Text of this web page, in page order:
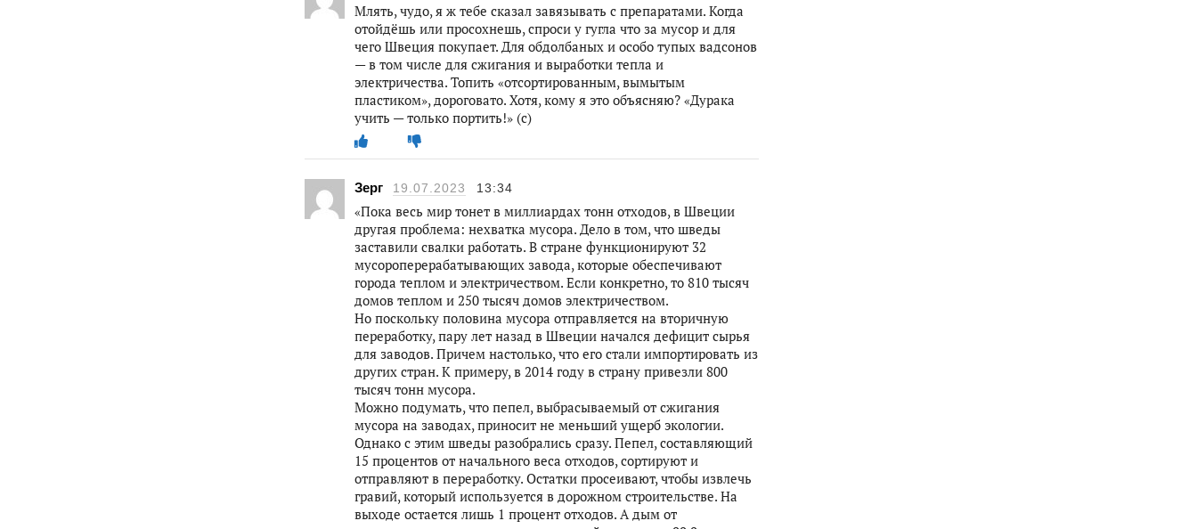
Млять, чудо, я ж тебе сказал завязывать с препаратами. Когда
отойдёшь или просохнешь, спроси у гугла что за мусор и для
чего Швеция покупает. Для обдолбаных и особо тупых вадсонов
— в том числе для сжигания и выработки тепла и
электричества. Топить «отсортированным, вымытым
пластиком», дороговато. Хотя, кому я это объясняю? «Дурака
учить — только портить!» (с)
Зерг 19.07.2023 13:34
«Пока весь мир тонет в миллиардах тонн отходов, в Швеции
другая проблема: нехватка мусора. Дело в том, что шведы
заставили свалки работать. В стране функционируют 32
мусороперерабатывающих завода, которые обеспечивают
города теплом и электричеством. Если конкретно, то 810 тысяч
домов теплом и 250 тысяч домов электричеством.
Но поскольку половина мусора отправляется на вторичную
переработку, пару лет назад в Швеции начался дефицит сырья
для заводов. Причем настолько, что его стали импортировать из
других стран. К примеру, в 2014 году в страну привезли 800
тысяч тонн мусора.
Можно подумать, что пепел, выбрасываемый от сжигания
мусора на заводах, приносит не меньший ущерб экологии.
Однако с этим шведы разобрались сразу. Пепел, составляющий
15 процентов от начального веса отходов, сортируют и
отправляют в переработку. Остатки просеивают, чтобы извлечь
гравий, который используется в дорожном строительстве. На
выходе остается лишь 1 процент отходов. А дым от